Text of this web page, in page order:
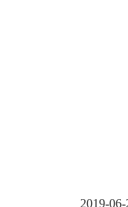
2019-06-